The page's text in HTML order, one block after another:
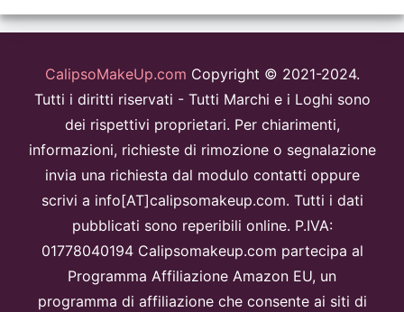
CalipsoMakeUp.com Copyright © 2021-2024.
Tutti i diritti riservati - Tutti Marchi e i Loghi sono
dei rispettivi proprietari. Per chiarimenti,
informazioni, richieste di rimozione o segnalazione
invia una richiesta dal modulo contatti oppure
scrivi a info[AT]calipsomakeup.com. Tutti i dati
pubblicati sono reperibili online. P.IVA:
01778040194 Calipsomakeup.com partecipa al
Programma Affiliazione Amazon EU, un
programma di affiliazione che consente ai siti di